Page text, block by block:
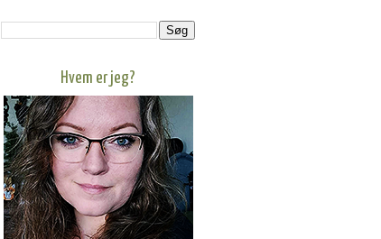
Hvem er jeg?